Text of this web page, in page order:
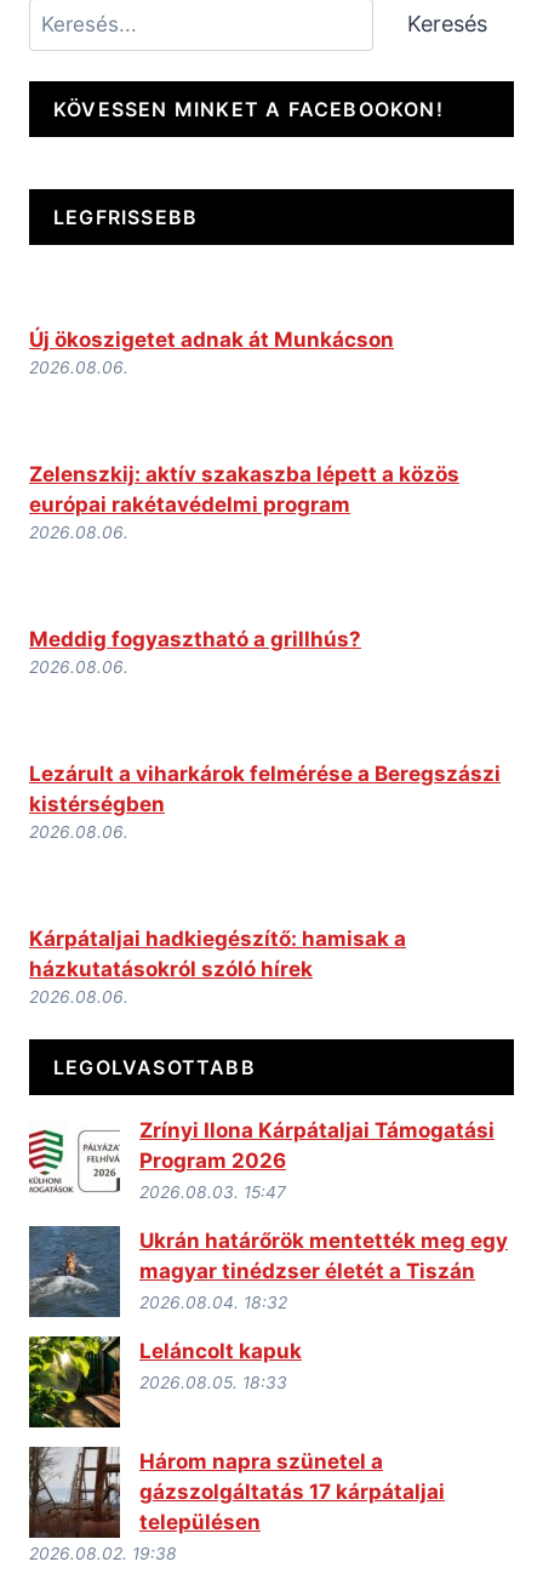
Keresés Keresés
KÖVESSEN MINKET A FACEBOOKON!
LEGFRISSEBB
Új ökoszigetet adnak át Munkácson
2026.08.06.
Zelenszkij: aktív szakaszba lépett a közös
európai rakétavédelmi program
2026.08.06.
Meddig fogyasztható a grillhús?
2026.08.06.
Lezárult a viharkárok felmérése a Beregszászi
kistérségben
2026.08.06.
Kárpátaljai hadkiegészítő: hamisak a
házkutatásokról szóló hírek
2026.08.06.
LEGOLVASOTTABB
Zrínyi Ilona Kárpátaljai Támogatási
Program 2026
2026.08.03. 15:47
Ukrán határőrök mentették meg egy
magyar tinédzser életét a Tiszán
2026.08.04. 18:32
Leláncolt kapuk
2026.08.05. 18:33
Három napra szünetel a
gázszolgáltatás 17 kárpátaljai
településen
2026.08.02. 19:38